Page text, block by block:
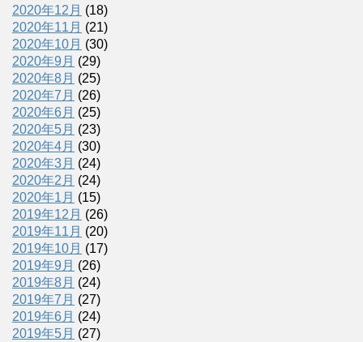
2020年12月 (18)
2020年11月 (21)
2020年10月 (30)
2020年9月 (29)
2020年8月 (25)
2020年7月 (26)
2020年6月 (25)
2020年5月 (23)
2020年4月 (30)
2020年3月 (24)
2020年2月 (24)
2020年1月 (15)
2019年12月 (26)
2019年11月 (20)
2019年10月 (17)
2019年9月 (26)
2019年8月 (24)
2019年7月 (27)
2019年6月 (24)
2019年5月 (27)